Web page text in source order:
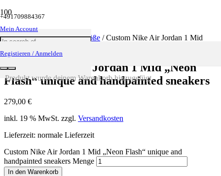
+491709884367
Mein Account
Registieren / Anmelden
Produktwurde deinem Warenkorb hinzugefügt.
Startseite/Unisex-Schuhgröße / Custom Nike Air Jordan 1 Mid
Custom Nike Air Jordan 1 Mid „Neon
Flash“ unique and handpainted sneakers
279,00 €
inkl. 19 % MwSt. zzgl. Versandkosten
Lieferzeit: normale Lieferzeit
Custom Nike Air Jordan 1 Mid „Neon Flash“ unique and
handpainted sneakers Menge
In den Warenkorb